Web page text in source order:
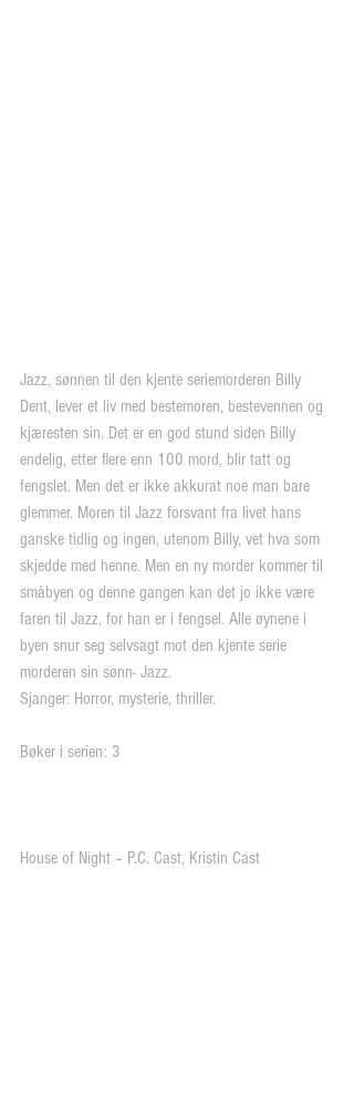
Jazz, sønnen til den kjente seriemorderen Billy
Dent, lever et liv med bestemoren, bestevennen og
kjæresten sin. Det er en god stund siden Billy
endelig, etter flere enn 100 mord, blir tatt og
fengslet. Men det er ikke akkurat noe man bare
glemmer. Moren til Jazz forsvant fra livet hans
ganske tidlig og ingen, utenom Billy, vet hva som
skjedde med henne. Men en ny morder kommer til
småbyen og denne gangen kan det jo ikke være
faren til Jazz, for han er i fengsel. Alle øynene i
byen snur seg selvsagt mot den kjente serie
morderen sin sønn- Jazz.
Sjanger: Horror, mysterie, thriller.
Bøker i serien: 3
House of Night – P.C. Cast, Kristin Cast